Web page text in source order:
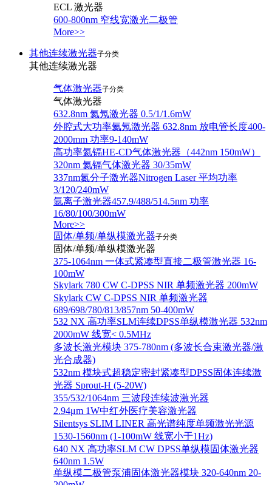
ECL 激光器
600-800nm 窄线宽激光二极管
More>>
其他连续激光器子分类
其他连续激光器
气体激光器子分类
气体激光器
632.8nm 氦氖激光器 0.5/1/1.6mW
外腔式大功率氦氖激光器 632.8nm 放电管长度400-
2000mm 功率9-140mW
高功率氦镉HE-CD气体激光器（442nm 150mW）
320nm 氦镉气体激光器 30/35mW
337nm氮分子激光器Nitrogen Laser 平均功率
3/120/240mW
氩离子激光器457.9/488/514.5nm 功率
16/80/100/300mW
More>>
固体/单频/单纵模激光器子分类
固体/单频/单纵模激光器
375-1064nm 一体式紧凑型直接二极管激光器 16-
100mW
Skylark 780 CW C-DPSS NIR 单频激光器 200mW
Skylark CW C-DPSS NIR 单频激光器
689/698/780/813/857nm 50-400mW
532 NX 高功率SLM连续DPSS单纵模激光器 532nm
2000mW 线宽< 0.5MHz
多波长激光模块 375-780nm (多波长合束激光器/激
光合成器)
532nm 模块式超稳定密封紧凑型DPSS固体连续激
光器 Sprout-H (5-20W)
355/532/1064nm 三波段连续波激光器
2.94μm 1W中红外医疗美容激光器
Silentsys SLIM LINER 高光谱纯度单频激光光源
1530-1560nm (1-100mW 线宽小于1Hz)
640 NX 高功率SLM CW DPSS单纵模固体激光器
640nm 1.5W
单纵模二极管泵浦固体激光器模块 320-640nm 20-